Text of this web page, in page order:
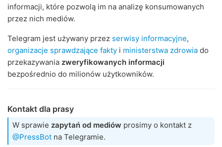
informacji, które pozwolą im na analizę konsumowanych
przez nich mediów.
Telegram jest używany przez serwisy informacyjne,
organizacje sprawdzające fakty i ministerstwa zdrowia do
przekazywania zweryfikowanych informacji
bezpośrednio do milionów użytkowników.
Kontakt dla prasy
W sprawie zapytań od mediów prosimy o kontakt z
@PressBot na Telegramie.